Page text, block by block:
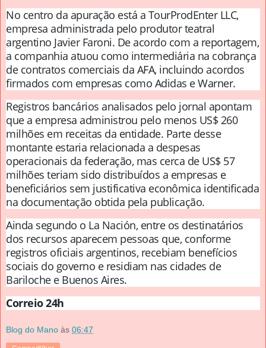
No centro da apuração está a TourProdEnter LLC,
empresa administrada pelo produtor teatral
argentino Javier Faroni. De acordo com a reportagem,
a companhia atuou como intermediária na cobrança
de contratos comerciais da AFA, incluindo acordos
firmados com empresas como Adidas e Warner.
Registros bancários analisados pelo jornal apontam
que a empresa administrou pelo menos US$ 260
milhões em receitas da entidade. Parte desse
montante estaria relacionada a despesas
operacionais da federação, mas cerca de US$ 57
milhões teriam sido distribuídos a empresas e
beneficiários sem justificativa econômica identificada
na documentação obtida pela publicação.
Ainda segundo o La Nación, entre os destinatários
dos recursos aparecem pessoas que, conforme
registros oficiais argentinos, recebiam benefícios
sociais do governo e residiam nas cidades de
Bariloche e Buenos Aires.
Correio 24h
Blog do Mano às 06:47